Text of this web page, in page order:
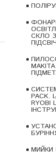
СКЛО З
PACK.
RYOBI
МИЙКИ